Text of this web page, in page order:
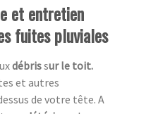
et entretien
fuites pluviales
débrissur le toit.
et autres
de votre tête. A